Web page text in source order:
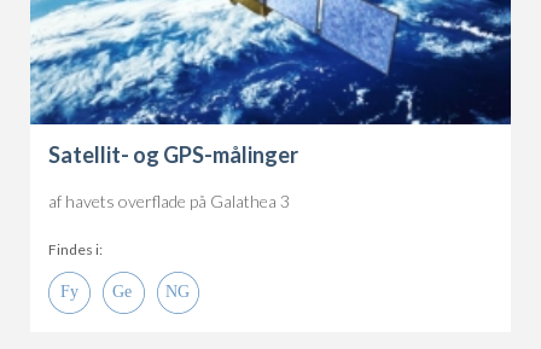
Satellit- og GPS-målinger
af havets overflade på Galathea 3
Findes i: